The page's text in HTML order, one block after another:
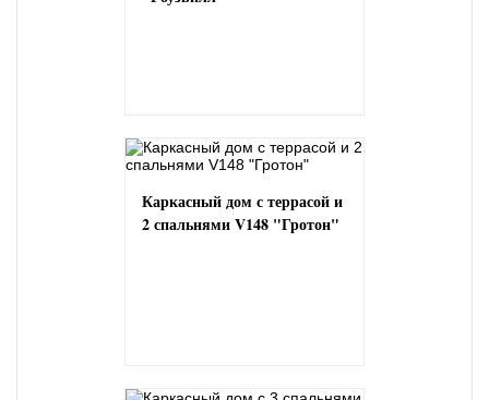
Каркасный дом с террасой и
2 спальнями V148 "Гротон"